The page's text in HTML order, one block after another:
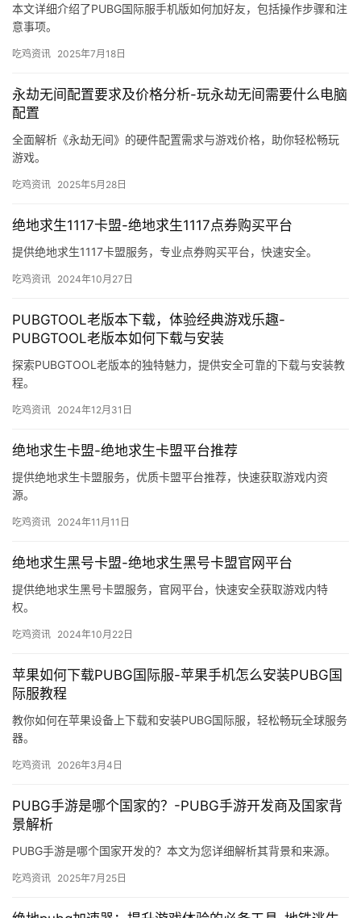
本文详细介绍了PUBG国际服手机版如何加好友，包括操作步骤和注
意事项。
吃鸡资讯 2025年7月18日
永劫无间配置要求及价格分析-玩永劫无间需要什么电脑
配置
全面解析《永劫无间》的硬件配置需求与游戏价格，助你轻松畅玩
游戏。
吃鸡资讯 2025年5月28日
绝地求生1117卡盟-绝地求生1117点券购买平台
提供绝地求生1117卡盟服务，专业点券购买平台，快速安全。
吃鸡资讯 2024年10月27日
PUBGTOOL老版本下载，体验经典游戏乐趣-
PUBGTOOL老版本如何下载与安装
探索PUBGTOOL老版本的独特魅力，提供安全可靠的下载与安装教
程。
吃鸡资讯 2024年12月31日
绝地求生卡盟-绝地求生卡盟平台推荐
提供绝地求生卡盟服务，优质卡盟平台推荐，快速获取游戏内资
源。
吃鸡资讯 2024年11月11日
绝地求生黑号卡盟-绝地求生黑号卡盟官网平台
提供绝地求生黑号卡盟服务，官网平台，快速安全获取游戏内特
权。
吃鸡资讯 2024年10月22日
苹果如何下载PUBG国际服-苹果手机怎么安装PUBG国
际服教程
教你如何在苹果设备上下载和安装PUBG国际服，轻松畅玩全球服务
器。
吃鸡资讯 2026年3月4日
PUBG手游是哪个国家的？-PUBG手游开发商及国家背
景解析
PUBG手游是哪个国家开发的？本文为您详细解析其背景和来源。
吃鸡资讯 2025年7月25日